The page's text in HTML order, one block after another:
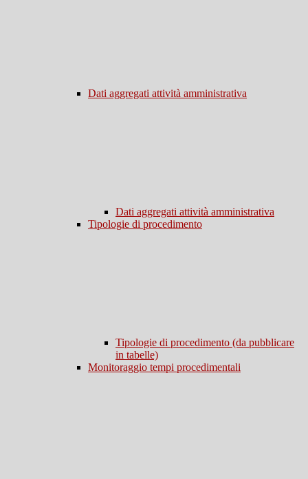
Dati aggregati attività amministrativa
Dati aggregati attività amministrativa
Tipologie di procedimento
Tipologie di procedimento (da pubblicare
in tabelle)
Monitoraggio tempi procedimentali